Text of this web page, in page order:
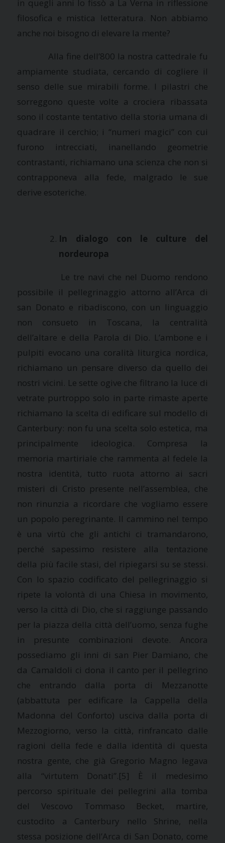
in quegli anni lo fissò a La Verna in riflessione
filosofica e mistica letteratura. Non abbiamo
anche noi bisogno di elevare la mente?
Alla fine dell’800 la nostra cattedrale fu
ampiamente studiata, cercando di cogliere il
senso delle sue mirabili forme. I pilastri che
sorreggono queste volte a crociera ribassata
sono il costante tentativo della storia umana di
quadrare il cerchio; i “numeri magici” con cui
furono intrecciati, inanellando geometrie
contrastanti, richiamano una scienza che non si
contrapponeva alla fede, malgrado le sue
derive esoteriche.
In dialogo con le culture del
nordeuropa
Le tre navi che nel Duomo rendono
possibile il pellegrinaggio attorno all’Arca di
san Donato e ribadiscono, con un linguaggio
non consueto in Toscana, la centralità
dell’altare e della Parola di Dio. L’ambone e i
pulpiti evocano una coralità liturgica nordica,
richiamano un pensare diverso da quello dei
nostri vicini. Le sette ogive che filtrano la luce di
vetrate purtroppo solo in parte rimaste aperte
richiamano la scelta di edificare sul modello di
Canterbury: non fu una scelta solo estetica, ma
principalmente ideologica. Compresa la
memoria martiriale che rammenta al fedele la
nostra identità, tutto ruota attorno ai sacri
misteri di Cristo presente nell’assemblea, che
non rinunzia a ricordare che vogliamo essere
un popolo peregrinante. Il cammino nel tempo
è una virtù che gli antichi ci tramandarono,
perché sapessimo resistere alla tentazione
della più facile stasi, del ripiegarsi su se stessi.
Con lo spazio codificato del pellegrinaggio si
ripete la volontà di una Chiesa in movimento,
verso la città di Dio, che si raggiunge passando
per la piazza della città dell’uomo, senza fughe
in presunte combinazioni devote. Ancora
possediamo gli inni di san Pier Damiano, che
da Camaldoli ci dona il canto per il pellegrino
che entrando dalla porta di Mezzanotte
(abbattuta per edificare la Cappella
della
Madonna del Conforto) usciva dalla porta di
Mezzogiorno, verso la città, rinfrancato dalle
ragioni della fede e dalla identità di questa
nostra gente, che già Gregorio Magno legava
alla “virtutem Donati”.[5] È il medesimo
percorso spirituale dei pellegrini alla tomba
del Vescovo Tommaso Becket, martire,
custodito a Canterbury nello Shrine, nella
stessa posizione dell’Arca di San Donato, come